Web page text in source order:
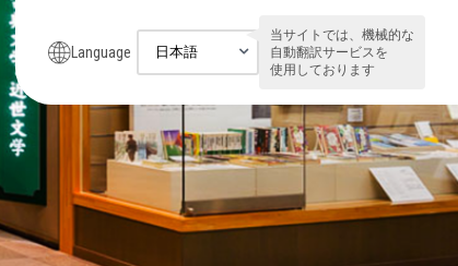
Language
当サイトでは、機械的な
自動翻訳サービスを
使用しております